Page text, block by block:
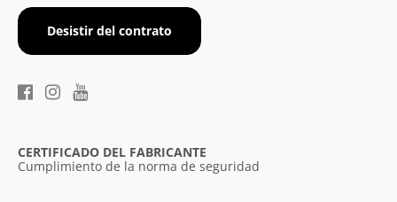
Desistir del contrato
CERTIFICADO DEL FABRICANTE
Cumplimiento de la norma de seguridad